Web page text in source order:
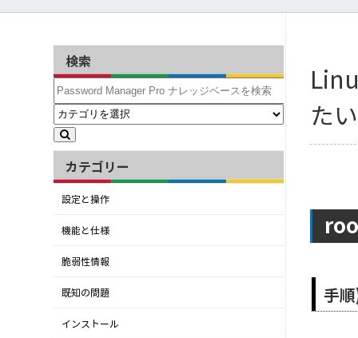
検索
カテゴリー
設定と操作
機能と仕様
脆弱性情報
既知の問題
インストール
たい
手